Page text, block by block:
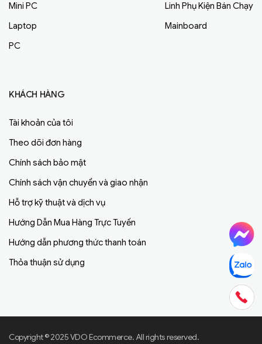
Mini PC
Laptop
PC
Linh Phụ Kiện Bán Chạy
Mainboard
KHÁCH HÀNG
Tài khoản của tôi
Theo dõi đơn hàng
Chính sách bảo mật
Chính sách vận chuyển và giao nhận
Hỗ trợ kỹ thuật và dịch vụ
Hướng Dẫn Mua Hàng Trực Tuyến
Hướng dẫn phương thức thanh toán
Thỏa thuận sử dụng
Copyright © 2025 VDO Ecommerce. All rights reserved.